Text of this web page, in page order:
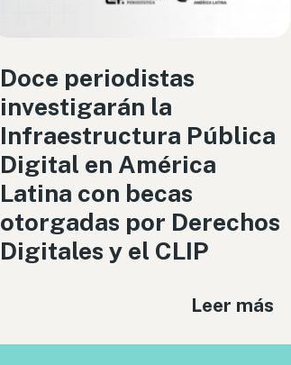
Doce periodistas
investigarán la
Infraestructura Pública
Digital en América
Latina con becas
otorgadas por Derechos
Digitales y el CLIP
Leer más